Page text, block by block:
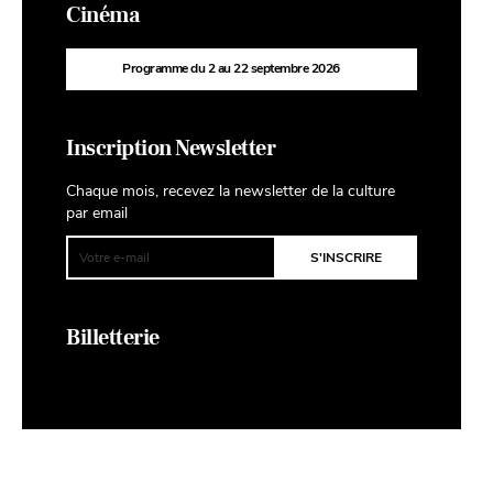
Cinéma
Programme du 2 au 22 septembre 2026
Inscription Newsletter
Chaque mois, recevez la newsletter de la culture
par email
Billetterie